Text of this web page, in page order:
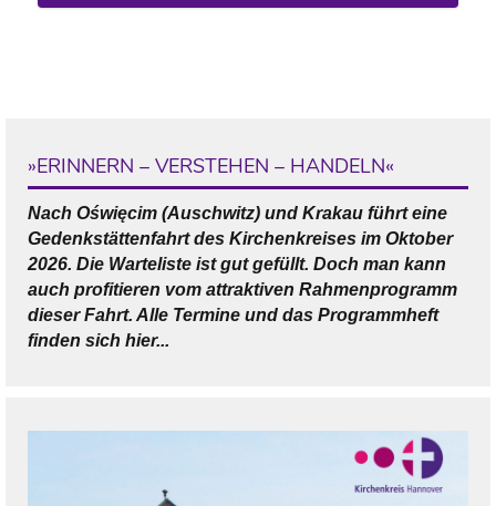
»ERINNERN – VERSTEHEN – HANDELN«
Nach Oświęcim (Auschwitz) und Krakau führt eine
Gedenkstättenfahrt des Kirchenkreises im Oktober
2026. Die Warteliste ist gut gefüllt. Doch man kann
auch profitieren vom attraktiven Rahmenprogramm
dieser Fahrt. Alle Termine und das Programmheft
finden sich hier...